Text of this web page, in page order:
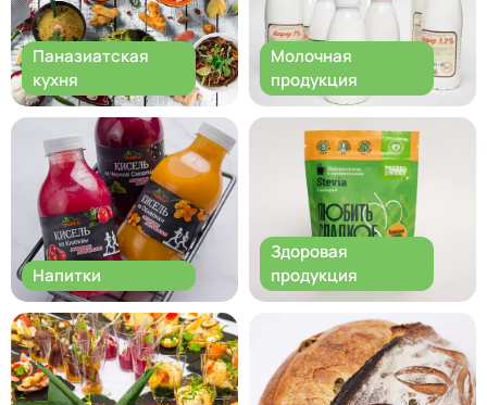
Паназиатская
кухня
Молочная
продукция
Напитки
Здоровая
продукция